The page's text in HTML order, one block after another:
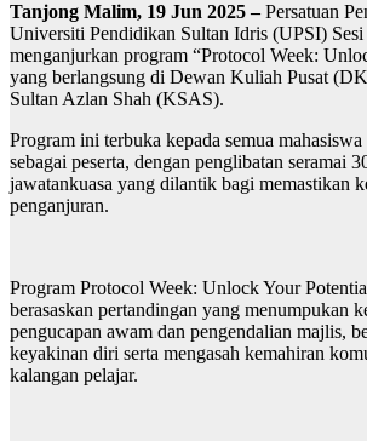
Tanjong Malim, 19 Jun 2025 –Persatuan
Universiti Pendidikan Sultan Idris (UPSI)
menganjurkan program “Protocol Week:
yang berlangsung di Dewan Kuliah Pusat
Sultan Azlan Shah (KSAS).
Program ini terbuka kepada semua
sebagai peserta, dengan penglibatan seramai
jawatankuasa yang dilantik bagi memastikan
penganjuran.
Program Protocol Week: Unlock Your
berasaskan pertandingan yang menumpukan
pengucapan awam dan pengendalian majlis,
keyakinan diri serta mengasah kemahiran
kalangan pelajar.